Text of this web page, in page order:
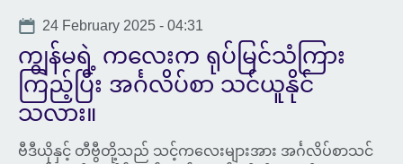
Date
24 February 2025 - 04:31
ကျွန်မရဲ့ ကလေးက ရုပ်မြင်သံကြား
ကြည့်ပြီး အင်္ဂလိပ်စာ သင်ယူနိုင်
သလား။
ဗီဒီယိုနှင့် တီဗွီတို့သည် သင့်ကလေးများအား အင်္ဂလိပ်စာသင်